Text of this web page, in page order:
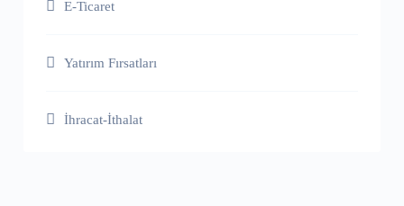
E-Ticaret
Yatırım Fırsatları
İhracat-İthalat